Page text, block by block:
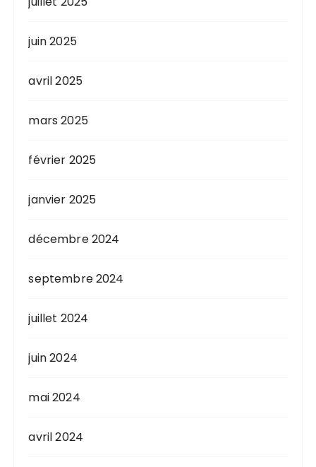
juin 2025
avril 2025
mars 2025
février 2025
janvier 2025
décembre 2024
septembre 2024
juillet 2024
juin 2024
mai 2024
avril 2024